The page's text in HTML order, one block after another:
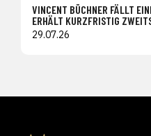
VINCENT BÜCHNER FÄLLT
ERHÄLT KURZFRISTIG
29.07.26